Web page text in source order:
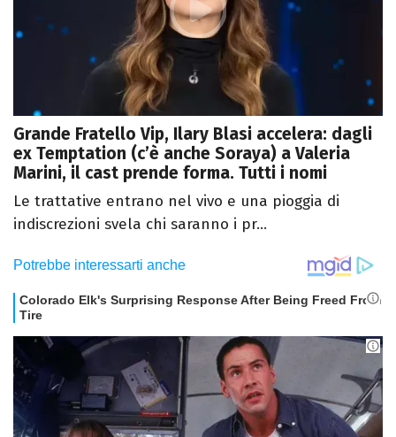
Grande Fratello Vip, Ilary Blasi accelera: dagli
ex Temptation (c’è anche Soraya) a Valeria
Marini, il cast prende forma. Tutti i nomi
Le trattative entrano nel vivo e una pioggia di
indiscrezioni svela chi saranno i pr...